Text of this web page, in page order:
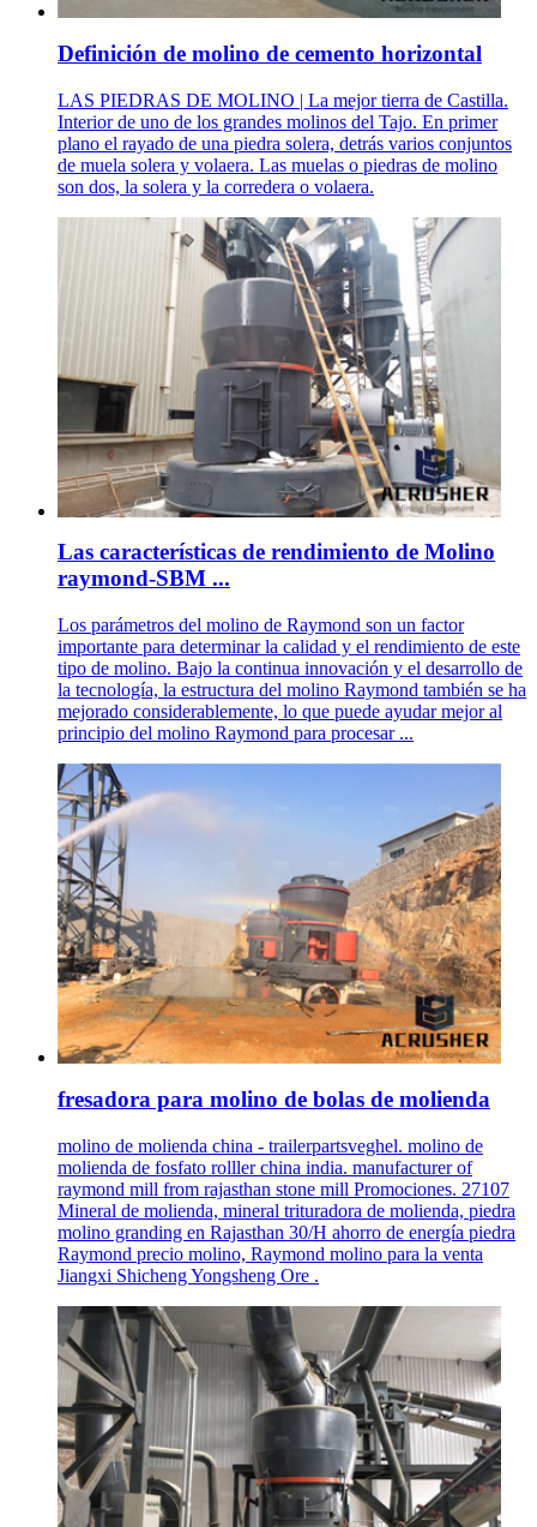
Definición de molino de cemento horizontal
LAS PIEDRAS DE MOLINO | La mejor tierra de Castilla.
Interior de uno de los grandes molinos del Tajo. En primer
plano el rayado de una piedra solera, detrás varios conjuntos
de muela solera y volaera. Las muelas o piedras de molino
son dos, la solera y la corredera o volaera.
Las características de rendimiento de Molino
raymond-SBM ...
Los parámetros del molino de Raymond son un factor
importante para determinar la calidad y el rendimiento de este
tipo de molino. Bajo la continua innovación y el desarrollo de
la tecnología, la estructura del molino Raymond también se ha
mejorado considerablemente, lo que puede ayudar mejor al
principio del molino Raymond para procesar ...
fresadora para molino de bolas de molienda
molino de molienda china - trailerpartsveghel. molino de
molienda de fosfato rolller china india. manufacturer of
raymond mill from rajasthan stone mill Promociones. 27107
Mineral de molienda, mineral trituradora de molienda, piedra
molino granding en Rajasthan 30/H ahorro de energía piedra
Raymond precio molino, Raymond molino para la venta
Jiangxi Shicheng Yongsheng Ore .